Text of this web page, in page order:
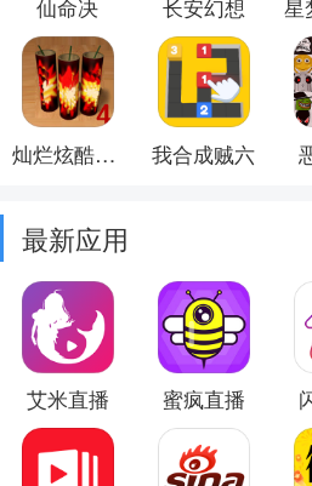
仙命决 长安幻想
灿烂炫酷模拟器 我合成贼六
最新应用
艾米直播 蜜疯直播